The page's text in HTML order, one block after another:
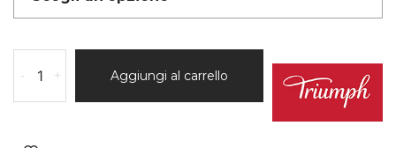
- + Aggiungi al carrello